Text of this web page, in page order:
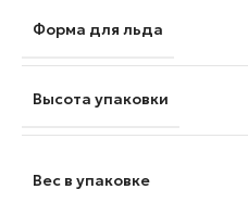
Форма для льда
Высота упаковки
Вес в упаковке